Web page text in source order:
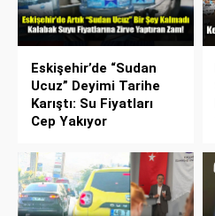
Eskişehir’de “Sudan
Ucuz” Deyimi Tarihe
Karıştı: Su Fiyatları
Cep Yakıyor